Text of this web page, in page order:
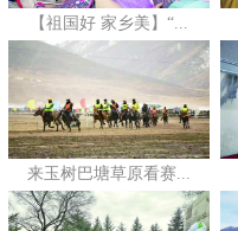
【祖国好 家乡美】“...
来玉树巴塘草原看赛...